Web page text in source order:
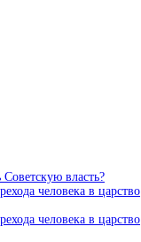
Советскую власть?
человека в царство
человека в царство